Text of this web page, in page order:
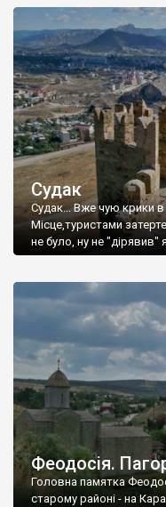
Судак
Судак... Вже чую крики
Місце,туристами
не було, ну не "дірявив"
Феодосія.
Головна памятка
старому районі - на